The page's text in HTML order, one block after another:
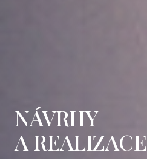
NÁVRHY
A REALIZACE